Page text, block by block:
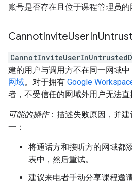
账号是否存在且位于课程管理员的
CannotInviteUserIn
建的用户与调用方不在同一网域
网域。对于拥有 Google
者，不受信任的网域外用户无法直
可能的操作：描述失败原因，并
一：
将通话方和接听方的网域都
表中，然后重试。
建议来电者手动分享课程邀